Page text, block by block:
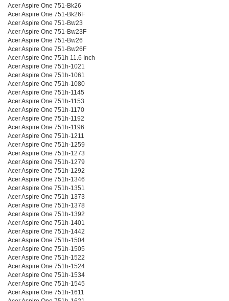
Acer Aspire One 751-Bk26
Acer Aspire One 751-Bk26F
Acer Aspire One 751-Bw23
Acer Aspire One 751-Bw23F
Acer Aspire One 751-Bw26
Acer Aspire One 751-Bw26F
Acer Aspire One 751h 11.6 Inch
Acer Aspire One 751h-1021
Acer Aspire One 751h-1061
Acer Aspire One 751h-1080
Acer Aspire One 751h-1145
Acer Aspire One 751h-1153
Acer Aspire One 751h-1170
Acer Aspire One 751h-1192
Acer Aspire One 751h-1196
Acer Aspire One 751h-1211
Acer Aspire One 751h-1259
Acer Aspire One 751h-1273
Acer Aspire One 751h-1279
Acer Aspire One 751h-1292
Acer Aspire One 751h-1346
Acer Aspire One 751h-1351
Acer Aspire One 751h-1373
Acer Aspire One 751h-1378
Acer Aspire One 751h-1392
Acer Aspire One 751h-1401
Acer Aspire One 751h-1442
Acer Aspire One 751h-1504
Acer Aspire One 751h-1505
Acer Aspire One 751h-1522
Acer Aspire One 751h-1524
Acer Aspire One 751h-1534
Acer Aspire One 751h-1545
Acer Aspire One 751h-1611